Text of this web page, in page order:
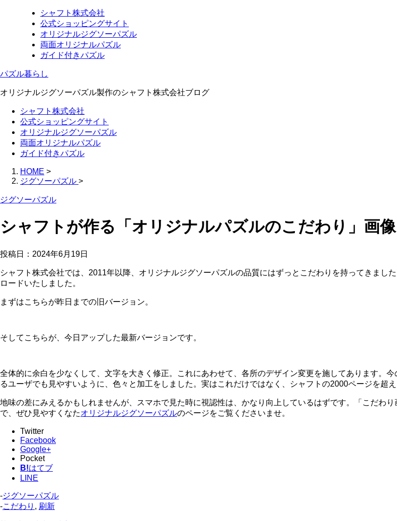
シャフト株式会社
公式ショッピングサイト
オリジナルジグソーパズル
両面オリジナルパズル
ガイド付きパズル
パズル暮らし
オリジナルジグソーパズル製作のシャフト株式会社ブログ
シャフト株式会社
公式ショッピングサイト
オリジナルジグソーパズル
両面オリジナルパズル
ガイド付きパズル
HOME >
ジグソーパズル >
ジグソーパズル
シャフトが作る「オリジナルパズルのこだわり」画
投稿日： 2024年6月19日
シャフト株式会社では、2011年以降、オリジナルジグソーパズルの品質にはずっとこだわりを持ってきま
ロードいたしました。
まずはこちらが昨日までの旧バージョン。
そしてこちらが、今日アップした最新バージョンです。
全体的に余白を少なくして、文字を大きく修正。これにあわせて、各所のデザイン変更を施してあります。
るユーザでも見やすいように、色々と加工をしました。実はこれだけではなく、シャフトの2000ページを超
地味の差にみえるかもしれませんが、スマホで見た時に視認性は、かなり向上しているはずです。「こだわ
で、ぜひ見やすくなたオリジナルジグソーパズルのページをご覧くださいませ。
Twitter
Facebook
Google+
Pocket
B!はてブ
LINE
-ジグソーパズル
-こだわり , 刷新